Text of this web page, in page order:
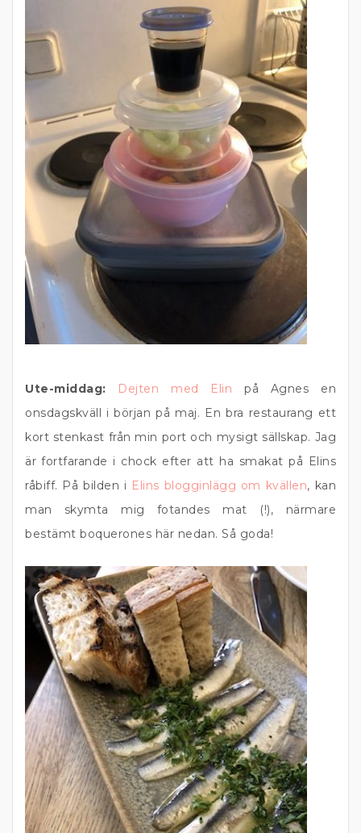
Ute-middag: Dejten med Elin på Agnes en
onsdagskväll i början på maj. En bra restaurang ett
kort stenkast från min port och mysigt sällskap. Jag
är fortfarande i chock efter att ha smakat på Elins
råbiff. På bilden i Elins blogginlägg om kvällen, kan
man skymta mig fotandes mat (!), närmare
bestämt boquerones här nedan. Så goda!